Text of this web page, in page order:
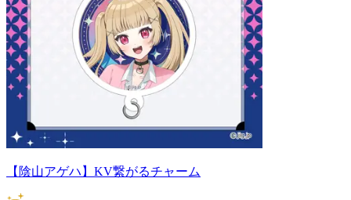
【陰山アゲハ】KV繋がるチャーム